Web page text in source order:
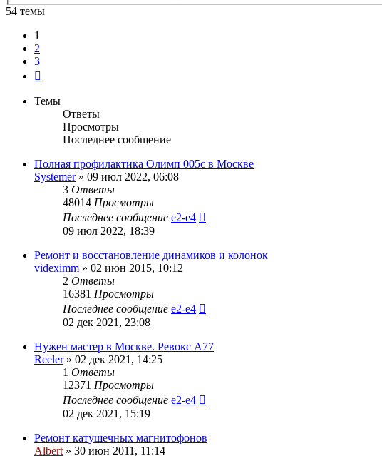
54 темы
1
2
3
Темы
Ответы
Просмотры
Последнее сообщение
Полная профилактика Олимп 005с в Москве
Systemer» 09 июл 2022, 06:08
3 Ответы
48014 Просмотры
Последнее сообщение e2-e4
09 июл 2022, 18:39
Ремонт и восстановление динамиков и колонок
videximm » 02 июн 2015, 10:12
2 Ответы
16381 Просмотры
Последнее сообщение e2-e4
02 дек 2021, 23:08
Нужен мастер в Москве. Ревокс А77
Reeler» 02 дек 2021, 14:25
1 Ответы
12371 Просмотры
Последнее сообщение e2-e4
02 дек 2021, 15:19
Ремонт катушечных магнитофонов
Albert » 30 июн 2011, 11:14